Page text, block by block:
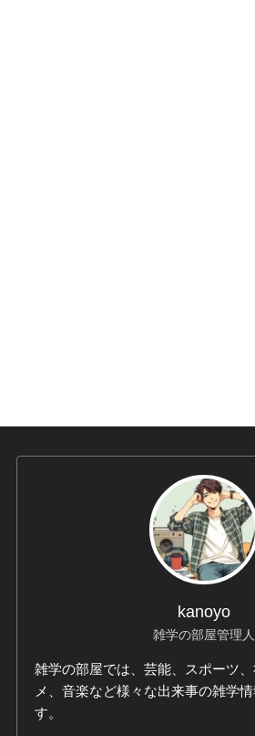
kanoyo
雑学の部屋管理人
雑学の部屋では、芸能、スポーツ
メ、音楽など様々な出来事の雑学
す。